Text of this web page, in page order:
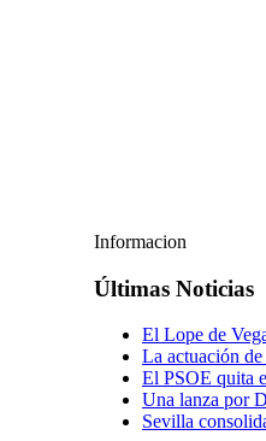
Informacion
Últimas Noticias
El Lope de
La actuación
El PSOE quita
Una lanza por
Sevilla